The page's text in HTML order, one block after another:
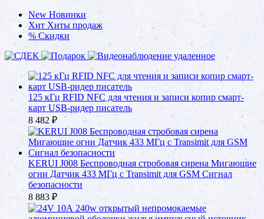
New Новинки
Хит Хиты продаж
% Скидки
125 кГц RFID NFC для чтения и записи копир смарт-
карт USB-ридер писатель
8 482 ₽
KERUI J008 Беспроводная стробовая сирена Мигающие
огни Датчик 433 МГц с Transimit для GSM Сигнал
безопасности
8 883 ₽